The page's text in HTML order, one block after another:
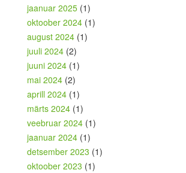
jaanuar 2025 (1)
oktoober 2024 (1)
august 2024 (1)
juuli 2024 (2)
juuni 2024 (1)
mai 2024 (2)
aprill 2024 (1)
märts 2024 (1)
veebruar 2024 (1)
jaanuar 2024 (1)
detsember 2023 (1)
oktoober 2023 (1)